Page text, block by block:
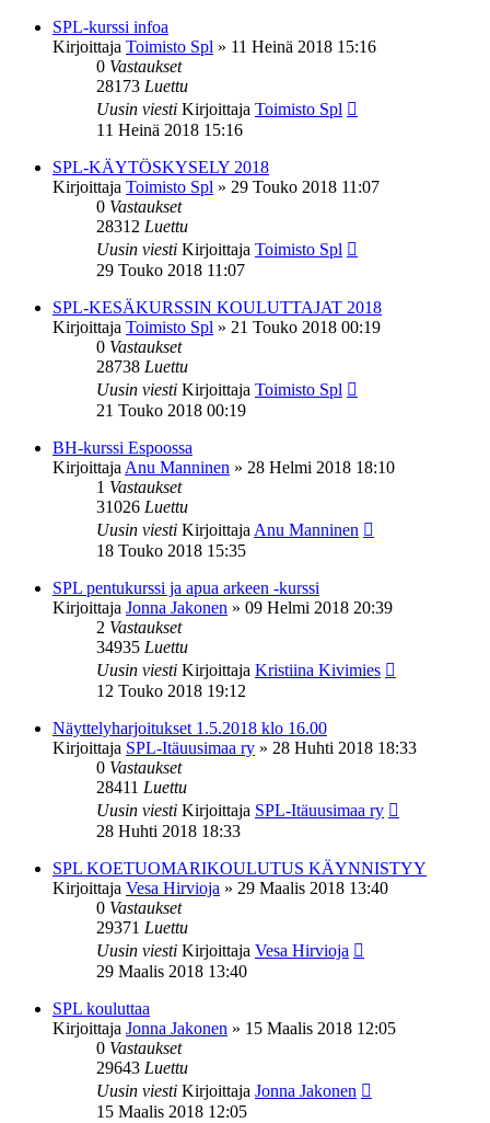
SPL-kurssi infoa
Kirjoittaja Toimisto Spl » 11 Heinä 2018 15:16
0 Vastaukset
28173 Luettu
Uusin viesti Kirjoittaja Toimisto Spl
11 Heinä 2018 15:16
SPL-KÄYTÖSKYSELY 2018
Kirjoittaja Toimisto Spl » 29 Touko 2018 11:07
0 Vastaukset
28312 Luettu
Uusin viesti Kirjoittaja Toimisto Spl
29 Touko 2018 11:07
SPL-KESÄKURSSIN KOULUTTAJAT 2018
Kirjoittaja Toimisto Spl » 21 Touko 2018 00:19
0 Vastaukset
28738 Luettu
Uusin viesti Kirjoittaja Toimisto Spl
21 Touko 2018 00:19
BH-kurssi Espoossa
Kirjoittaja Anu Manninen » 28 Helmi 2018 18:10
1 Vastaukset
31026 Luettu
Uusin viesti Kirjoittaja Anu Manninen
18 Touko 2018 15:35
SPL pentukurssi ja apua arkeen -kurssi
Kirjoittaja Jonna Jakonen » 09 Helmi 2018 20:39
2 Vastaukset
34935 Luettu
Uusin viesti Kirjoittaja Kristiina Kivimies
12 Touko 2018 19:12
Näyttelyharjoitukset 1.5.2018 klo 16.00
Kirjoittaja SPL-Itäuusimaa ry » 28 Huhti 2018 18:33
0 Vastaukset
28411 Luettu
Uusin viesti Kirjoittaja SPL-Itäuusimaa ry
28 Huhti 2018 18:33
SPL KOETUOMARIKOULUTUS KÄYNNISTYY
Kirjoittaja Vesa Hirvioja » 29 Maalis 2018 13:40
0 Vastaukset
29371 Luettu
Uusin viesti Kirjoittaja Vesa Hirvioja
29 Maalis 2018 13:40
SPL kouluttaa
Kirjoittaja Jonna Jakonen » 15 Maalis 2018 12:05
0 Vastaukset
29643 Luettu
Uusin viesti Kirjoittaja Jonna Jakonen
15 Maalis 2018 12:05